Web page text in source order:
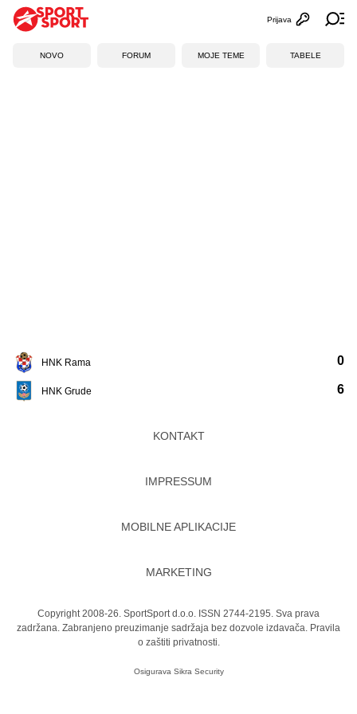
Otvori
Prijava
NOVO FORUM MOJE TEME TABELE
HNK Rama
HNK Grude
0
6
KONTAKT
IMPRESSUM
MOBILNE APLIKACIJE
MARKETING
Copyright 2008-26. SportSport d.o.o. ISSN 2744-2195. Sva prava
zadržana. Zabranjeno preuzimanje sadržaja bez dozvole izdavača. Pravila
o zaštiti privatnosti.
Osigurava Sikra Security